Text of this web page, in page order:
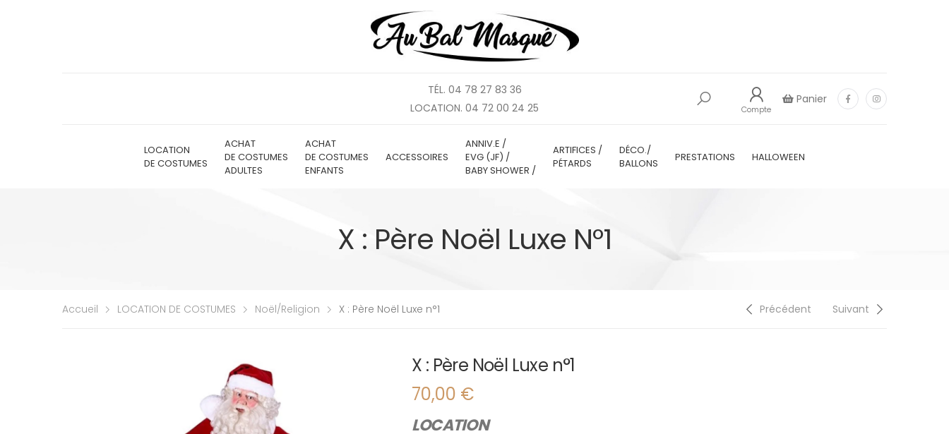
TÉL. 04 78 27 83 36
LOCATION. 04 72 00 24 25
Compte
Panier
LOCATION
DE COSTUMES
ACHAT
DE COSTUMES
ADULTES
ACHAT
DE COSTUMES
ENFANTS
ACCESSOIRES
ANNIV.E /
EVG (JF) /
BABY SHOWER /
ARTIFICES /
PÉTARDS
DÉCO./
BALLONS
PRESTATIONS HALLOWEEN
X : Père Noël Luxe N°1
Accueil LOCATION DE COSTUMES Noël/Religion X : Père Noël Luxe n°1 Précédent Suivant
X : Père Noël Luxe n°1
70,00 €
LOCATION